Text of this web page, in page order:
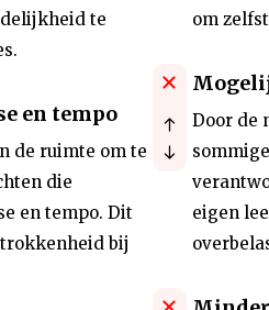
te
en tempo
de ruimte om te
die
en tempo. Dit
bij
om
Door de
eigen